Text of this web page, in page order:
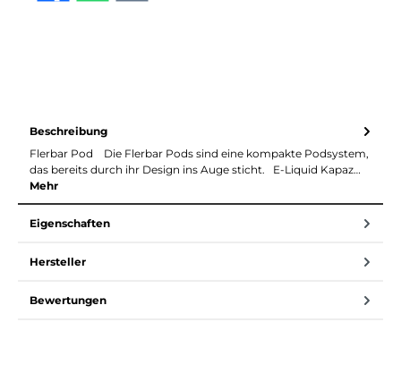
Beschreibung
Flerbar Pod Die Flerbar Pods sind eine kompakte Podsystem,
das bereits durch ihr Design ins Auge sticht. E-Liquid Kapaz…
Mehr
Eigenschaften
Hersteller
Bewertungen